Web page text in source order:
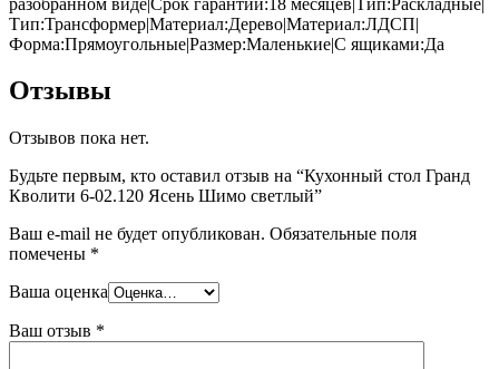
Тип:Трансформер|Материал:Дерево|Материал:ЛДСП|
Форма:Прямоугольные|Размер:Маленькие|С ящиками:Да
Отзывы
Отзывов пока нет.
Будьте первым, кто оставил отзыв на “Кухонный стол Гранд
Кволити 6-02.120 Ясень Шимо светлый”
Ваш e-mail не будет опубликован. Обязательные поля
помечены *
Ваша оценка
Ваш отзыв *